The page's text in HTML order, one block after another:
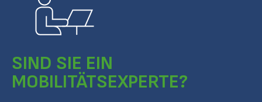
SIND SIE EIN
MOBILITÄTSEXPERTE?